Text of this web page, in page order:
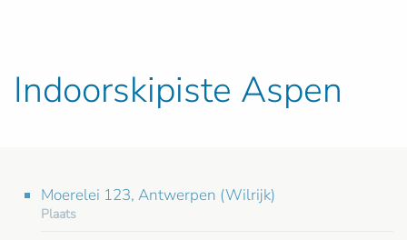
Indoorskipiste Aspen
Moerelei 123, Antwerpen (Wilrijk)
Plaats